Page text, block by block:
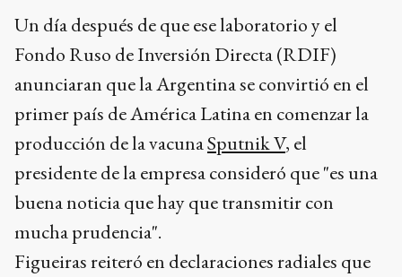
Un día después de que ese laboratorio y el
Fondo Ruso de Inversión Directa (RDIF)
anunciaran que la Argentina se convirtió en el
primer país de América Latina en comenzar la
producción de la vacunaSputnik V, el
presidente de la empresa consideró que "es una
buena noticia que hay que transmitir con
mucha prudencia".
Figueiras reiteró en declaraciones radiales que